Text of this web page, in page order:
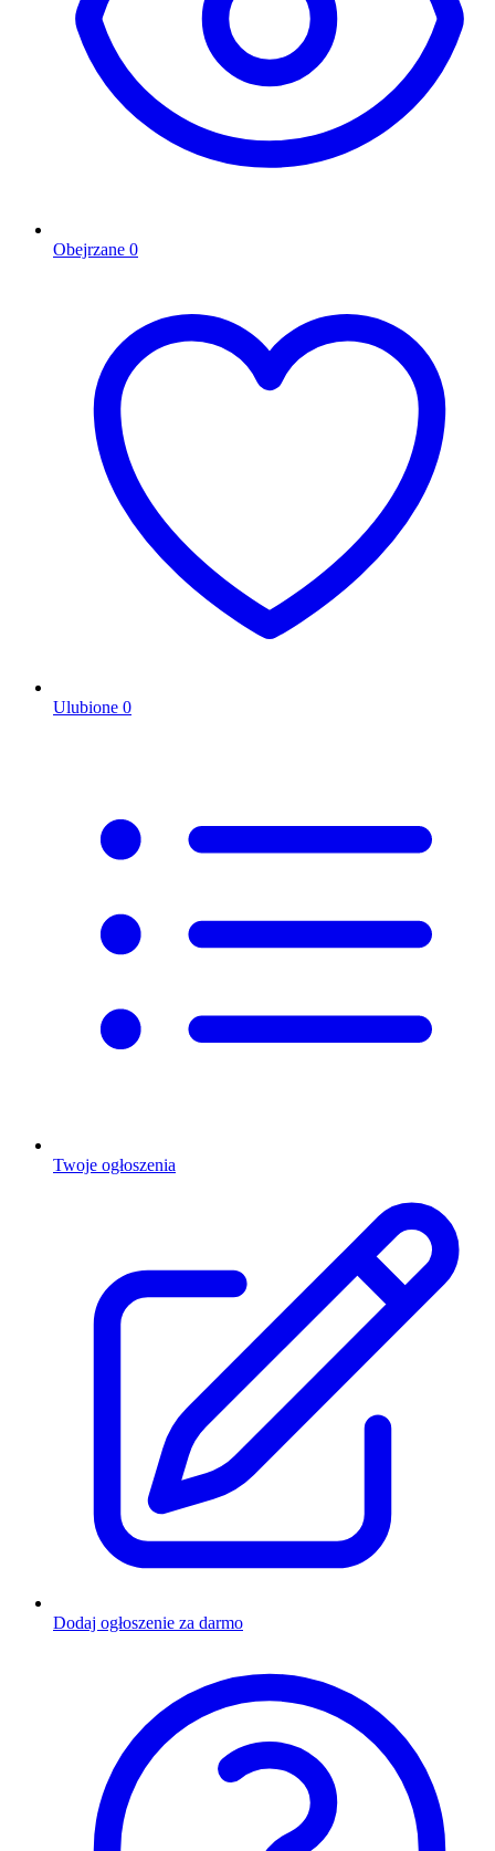
Obejrzane 0
Ulubione 0
Twoje ogłoszenia
Dodaj ogłoszenie za darmo